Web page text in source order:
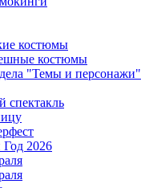
костюмы
костюмы
"Темы и персонажи"
спектакль
2026